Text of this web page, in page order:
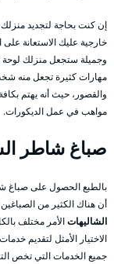
إن كنت بحاجة لتجديد
خارجية عليك الاستعانة
وجميلة ستجعل منزلك لوحة
مهارات كثيرة تجعل منه
والقصور، حيث أنه يهتم
مواهب في عمل الديكورات.
صباغ شاطر
بالطبع الحصول على صباغ
أن هناك الكثير من
الشاليهاتالأمر مختلف
الاختيار الأمثل لتقديم
جميع الخدمات التي تخص